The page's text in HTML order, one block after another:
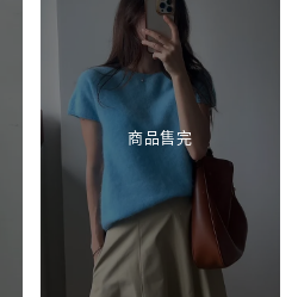
商品售完